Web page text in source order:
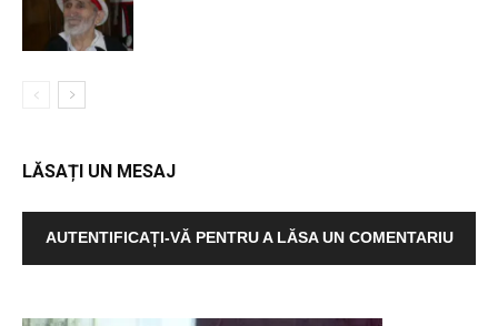
LĂSAȚI UN MESAJ
AUTENTIFICAȚI-VĂ PENTRU A LĂSA UN COMENTARIU